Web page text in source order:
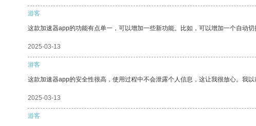
游客
这款加速器app的功能有点单一，可以增加一些新功能。比如，可以增加一个自动
2025-03-13
游客
这款加速器app的安全性很高，使用过程中不会泄露个人信息，这让我很放心。我
2025-03-13
游客